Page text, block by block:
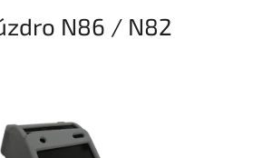
N86 / N82